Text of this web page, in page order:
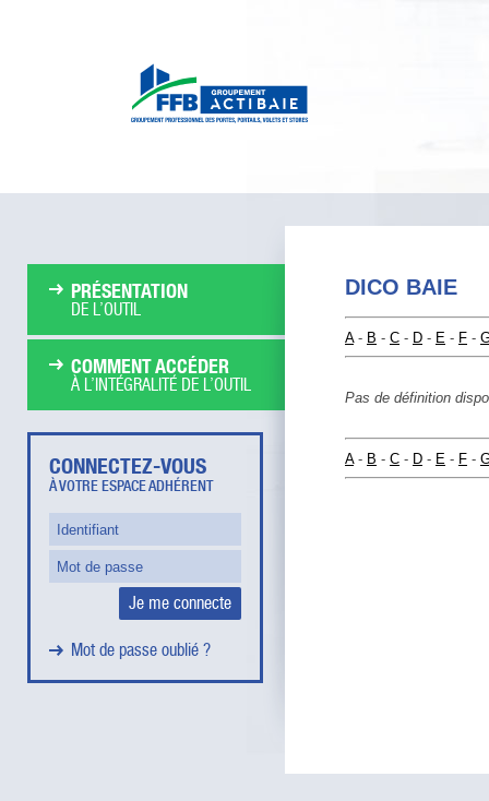
PRÉSENTATION
DE L’OUTIL
COMMENT ACCÉDER
À L’INTÉGRALITÉ DE L’OUTIL
CONNECTEZ-VOUS
À VOTRE ESPACE ADHÉRENT
Mot de passe oublié ?
DICO BAIE
A- B - C - D - E - F -
Pas de définition
A- B - C - D - E - F -